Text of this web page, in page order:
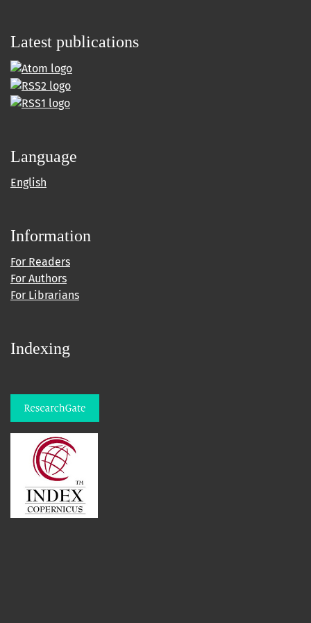
Latest publications
Language
English
Information
For Readers
For Authors
For Librarians
Indexing